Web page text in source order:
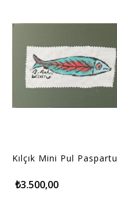
Kılçık Mini Pul Paspartu
₺3.500,00